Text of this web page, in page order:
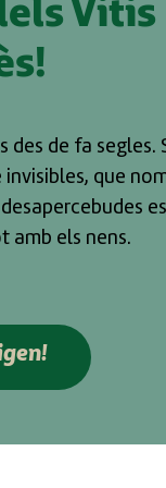
Vitis
des de fa segles.
que
amb els nens.